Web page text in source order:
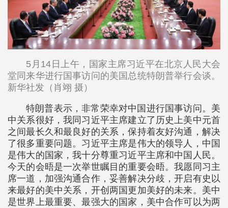
5月14日上午，国家主席习近平在北京人民大会
堂同来华进行国事访问的美国总统特朗普举行会谈。
新华社发（肖翊 摄）
特朗普表示，非常荣幸对中国进行国事访问。美
中关系很好，我同习近平主席建立了历史上美中元首
之间最长久和最良好的关系，保持着友好沟通，解决
了很多重要问题。习近平主席是伟大的领导人，中国
是伟大的国家，我十分尊重习近平主席和中国人民。
今天的会晤是一次举世瞩目的重要会晤。我愿同习主
席一道，加强沟通合作，妥善解决分歧，开启有史以
来最好的美中关系，开创两国更加美好的未来。美中
是世界上最重要、最强大的国家，美中合作可以为两